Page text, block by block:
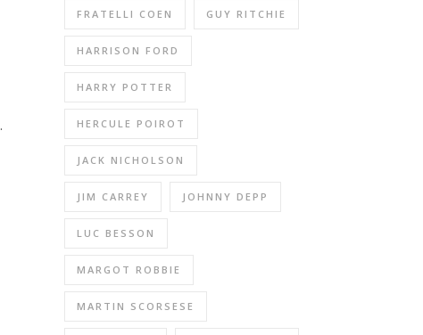
.
FRATELLI COEN GUY RITCHIE
HARRISON FORD
HARRY POTTER
HERCULE POIROT
JACK NICHOLSON
JIM CARREY JOHNNY DEPP
LUC BESSON
MARGOT ROBBIE
MARTIN SCORSESE